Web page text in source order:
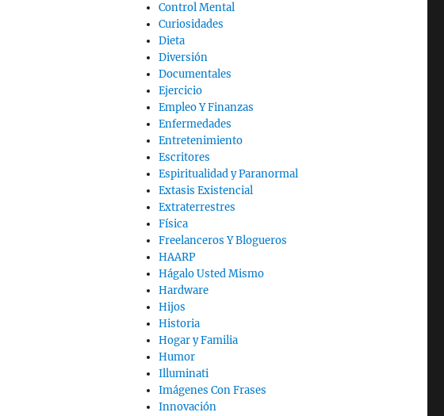
Control Mental
Curiosidades
Dieta
Diversión
Documentales
Ejercicio
Empleo Y Finanzas
Enfermedades
Entretenimiento
Escritores
Espiritualidad y Paranormal
Extasis Existencial
Extraterrestres
Física
Freelanceros Y Blogueros
HAARP
Hágalo Usted Mismo
Hardware
Hijos
Historia
Hogar y Familia
Humor
Illuminati
Imágenes Con Frases
Innovación